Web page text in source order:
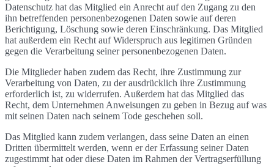
Datenschutz hat das Mitglied ein Anrecht auf den Zugang zu den
ihn betreffenden personenbezogenen Daten sowie auf deren
Berichtigung, Löschung sowie deren Einschränkung. Das Mitglied
hat außerdem ein Recht auf Widerspruch aus legitimen Gründen
gegen die Verarbeitung seiner personenbezogenen Daten.
Die Mitglieder haben zudem das Recht, ihre Zustimmung zur
Verarbeitung von Daten, zu der ausdrücklich ihre Zustimmung
erforderlich ist, zu widerrufen. Außerdem hat das Mitglied das
Recht, dem Unternehmen Anweisungen zu geben in Bezug auf was
mit seinen Daten nach seinem Tode geschehen soll.
Das Mitglied kann zudem verlangen, dass seine Daten an einen
Dritten übermittelt werden, wenn er der Erfassung seiner Daten
zugestimmt hat oder diese Daten im Rahmen der Vertragserfüllung